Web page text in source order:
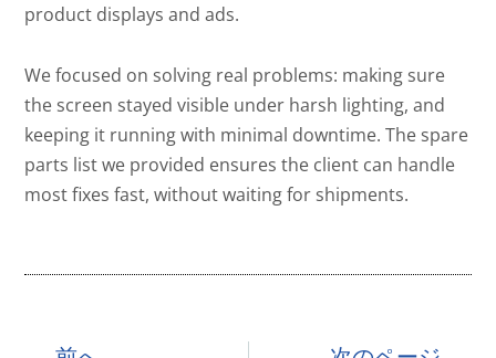
product displays and ads.
We focused on solving real problems: making sure
the screen stayed visible under harsh lighting, and
keeping it running with minimal downtime. The spare
parts list we provided ensures the client can handle
most fixes fast, without waiting for shipments.